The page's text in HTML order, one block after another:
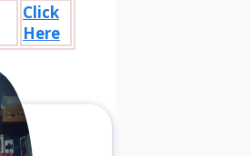
Click
Here